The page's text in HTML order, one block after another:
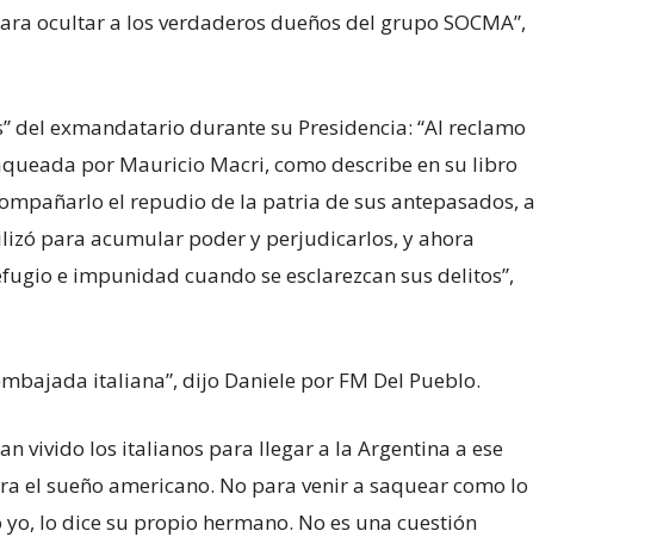
ocultar a los verdaderos dueños del grupo SOCMA”,
del exmandatario durante su Presidencia: “Al reclamo
por Mauricio Macri, como describe en su libro
el repudio de la patria de sus antepasados, a
para acumular poder y perjudicarlos, y ahora
e impunidad cuando se esclarezcan sus delitos”,
italiana”, dijo Daniele por FM Del Pueblo.
vivido los italianos para llegar a la Argentina a ese
el sueño americano. No para venir a saquear como lo
lo dice su propio hermano. No es una cuestión